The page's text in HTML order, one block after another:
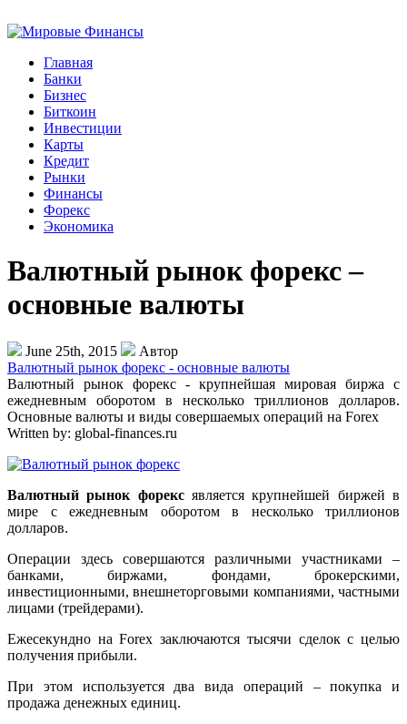
Главная
Банки
Бизнес
Биткоин
Инвестиции
Карты
Кредит
Рынки
Финансы
Форекс
Экономика
Валютный рынок форекс –
основные валюты
June 25th, 2015
Автор
Валютный рынок форекс - основные валюты
Валютный рынок форекс - крупнейшая мировая биржа с
ежедневным оборотом в несколько триллионов долларов.
Основные валюты и виды совершаемых операций на Forex
Written by: global-finances.ru
Валютный рынок форексявляется крупнейшей биржей в
мире с ежедневным оборотом в несколько триллионов
долларов.
Операции здесь совершаются различными участниками –
банками, биржами, фондами, брокерскими,
инвестиционными, внешнеторговыми компаниями, частными
лицами (трейдерами).
Ежесекундно на Forex заключаются тысячи сделок с целью
получения прибыли.
При этом используется два вида операций – покупка и
продажа денежных единиц.